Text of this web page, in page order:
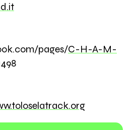
pages/C-H-A-M-